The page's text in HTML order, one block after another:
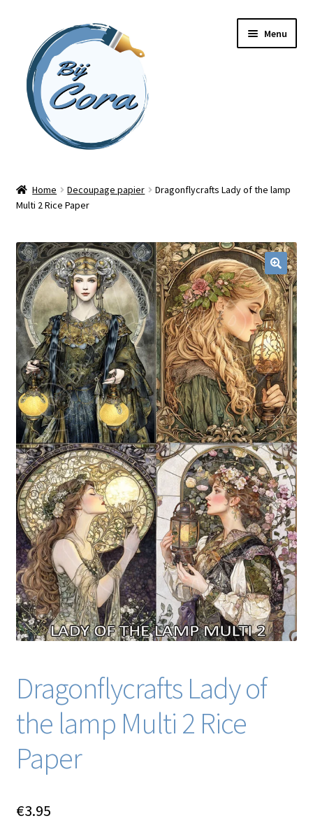
naar
navigatie
inhoud
Menu
Workshops
Online cursussen
Shop
Blog / DIY / Tutorials
Over mij
Contact
Home Decoupage papier
Dragonflycrafts Lady of the lamp
Multi 2 Rice Paper
Dragonflycrafts Lady of
the lamp Multi 2 Rice
Paper
€3.95